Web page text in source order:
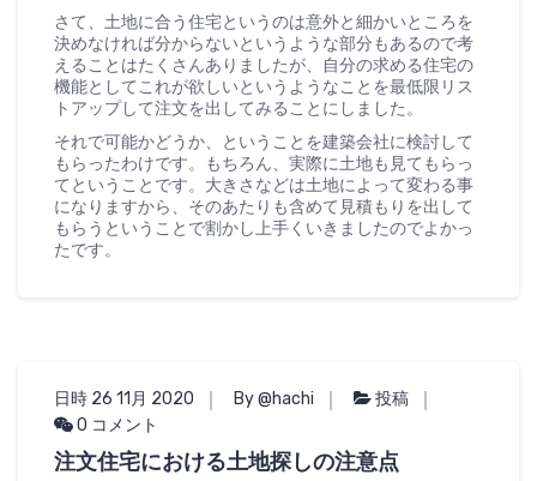
さて、土地に合う住宅というのは意外と細かいところを
決めなければ分からないというような部分もあるので考
えることはたくさんありましたが、自分の求める住宅の
機能としてこれが欲しいというようなことを最低限リス
トアップして注文を出してみることにしました。
それで可能かどうか、ということを建築会社に検討して
もらったわけです。もちろん、実際に土地も見てもらっ
てということです。大きさなどは土地によって変わる事
になりますから、そのあたりも含めて見積もりを出して
もらうということで割かし上手くいきましたのでよかっ
たです。
日時 26 11月 2020 By @hachi
投稿
0 コメント
注文住宅における土地探しの注意点